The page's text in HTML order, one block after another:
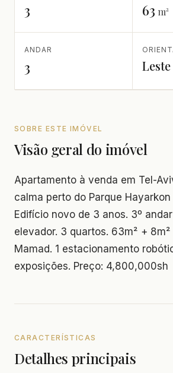
3 63 m²
ANDAR
3 Leste
SOBRE ESTE IMÓVEL
Visão geral do imóvel
Apartamento à venda em Tel-
calma perto do Parque Hayarkon
Edifício novo de 3 anos. 3º
elevador. 3 quartos. 63m² +
Mamad. 1 estacionamento
exposições. Preço: 4,800,000sh
CARACTERÍSTICAS
Detalhes principais